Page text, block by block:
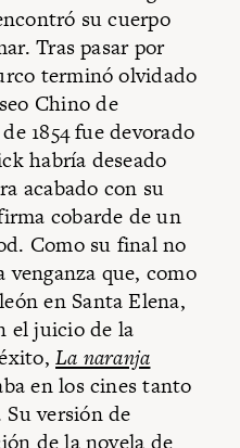
su cuerpo
Tras pasar por
terminó olvidado
Chino de
1854 fue devorado
habría deseado
acabado con su
cobarde de un
Como su final no
que, como
en Santa Elena,
el juicio de la
La naranja
en los cines tanto
versión de